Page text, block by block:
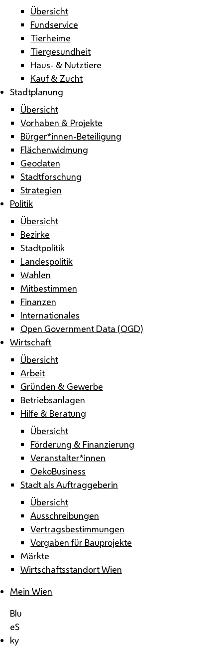
Übersicht
Fundservice
Tierheime
Tiergesundheit
Haus- & Nutztiere
Kauf & Zucht
Stadtplanung
Übersicht
Vorhaben & Projekte
Bürger*innen-Beteiligung
Flächenwidmung
Geodaten
Stadtforschung
Strategien
Politik
Übersicht
Bezirke
Stadtpolitik
Landespolitik
Wahlen
Mitbestimmen
Finanzen
Internationales
Open Government Data (OGD)
Wirtschaft
Übersicht
Arbeit
Gründen & Gewerbe
Betriebsanlagen
Hilfe & Beratung
Übersicht
Förderung & Finanzierung
Veranstalter*innen
OekoBusiness
Stadt als Auftraggeberin
Übersicht
Ausschreibungen
Vertragsbestimmungen
Vorgaben für Bauprojekte
Märkte
Wirtschaftsstandort Wien
Mein Wien
Blu
eS
ky